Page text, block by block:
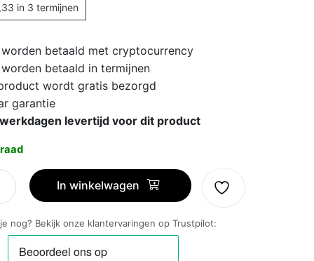
in 3 termijnen
worden betaald met cryptocurrency
betaald in termijnen
wordt gratis bezorgd
garantie
levertijd voor dit product
In winkelwagen
nog? Bekijk onze klantervaringen op Trustpilot: